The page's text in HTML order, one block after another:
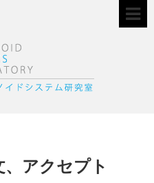
アクセプト